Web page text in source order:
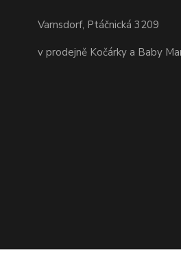
Varnsdorf, Ptáčnická 3209
v prodejně Kočárky a Baby